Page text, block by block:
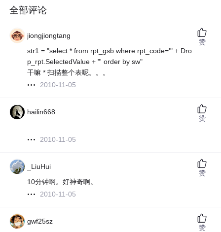
全部评论
jiongjiongtang
str1 = "select * from rpt_gsb where rpt_code='" + Dro
p_rpt.SelectedValue + "' order by sw"
干嘛 * 扫描整个表呢。。。
2010-11-05
赞
hailin668
2010-11-05
赞
_LiuHui
10分钟啊。好神奇啊。
2010-11-05
赞
gwf25sz
赞